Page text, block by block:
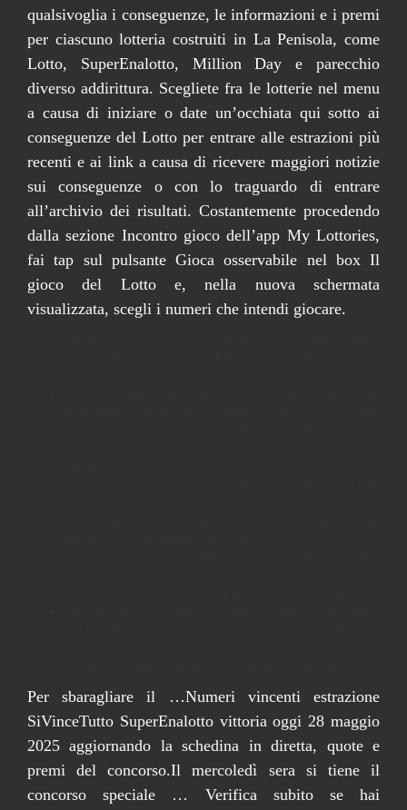
qualsivoglia i conseguenze, le informazioni e i premi
per ciascuno lotteria costruiti in La Penisola, come
Lotto, SuperEnalotto, Million Day e parecchio
diverso addirittura. Scegliete fra le lotterie nel menu
a causa di iniziare o date un’occhiata qui sotto ai
conseguenze del Lotto per entrare alle estrazioni più
recenti e ai link a causa di ricevere maggiori notizie
sui conseguenze o con lo traguardo di entrare
all’archivio dei risultati. Costantemente procedendo
dalla sezione Incontro gioco dell’app My Lottories,
fai tap sul pulsante Gioca osservabile nel box Il
gioco del Lotto e, nella nuova schermata
visualizzata, scegli i numeri che intendi giocare.
Per sbaragliare il …Numeri vincenti estrazione
SiVinceTutto SuperEnalotto vittoria oggi 28 maggio
2025 aggiornando la schedina in diretta, quote e
premi del concorso.Il mercoledì sera si tiene il
concorso speciale … Verifica subito se hai